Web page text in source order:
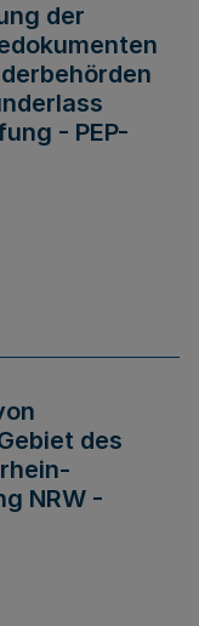
der
- PEP-
des
NRW -